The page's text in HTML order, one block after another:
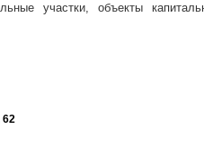
участки, объекты
62